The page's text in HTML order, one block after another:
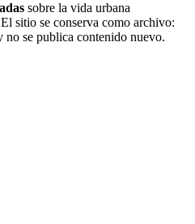
sobre la vida urbana
sitio se conserva como archivo:
no se publica contenido nuevo.